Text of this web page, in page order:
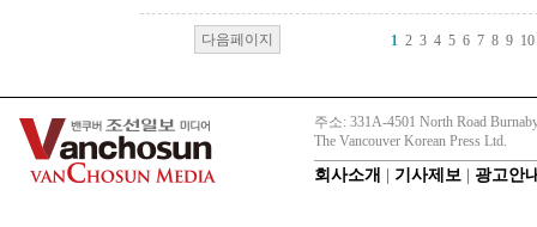
다음페이지 1 2 3 4 5 6 7 8 9 10
주소: 331A-4501 North Road
The Vancouver Korean Press Ltd.
회사소개 기사제보 광고안